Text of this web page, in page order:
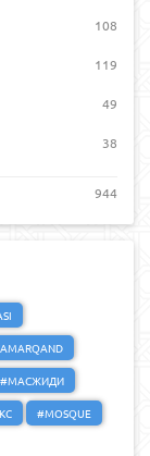
108
119
49
38
944
#МАСЖИДИ
#MOSQUE